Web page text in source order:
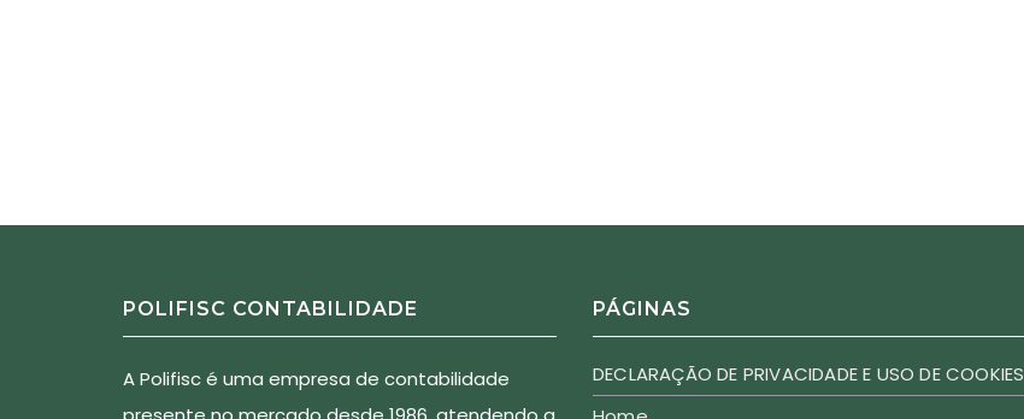
POLIFISC CONTABILIDADE
A Polifisc é uma empresa de contabilidade
PÁGINAS
DECLARAÇÃO DE PRIVACIDADE E USO DE COOKIES